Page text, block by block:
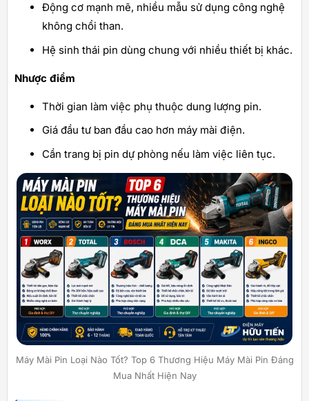
Động cơ mạnh mẽ, nhiều mẫu sử dụng công nghệ
không chổi than.
Hệ sinh thái pin dùng chung với nhiều thiết bị khác.
Nhược điểm
Thời gian làm việc phụ thuộc dung lượng pin.
Giá đầu tư ban đầu cao hơn máy mài điện.
Cần trang bị pin dự phòng nếu làm việc liên tục.
Máy Mài Pin Loại Nào Tốt? Top 6 Thương Hiệu Máy Mài Pin Đáng
Mua Nhất Hiện Nay